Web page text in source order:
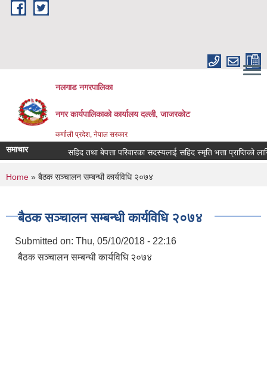
Skip to main content
नलगाड नगरपालिका
नगर कार्यपालिकाको कार्यालय दल्ली, जाजरकाेट
कर्णाली प्रदेश, नेपाल सरकार
समाचार सहिद तथा बेपत्ता परिवारका सदस्यलाई सहिद स्मृति भत्ता प्राप्तिको लागि
You are here
Home » बैठक सञ्चालन सम्बन्धी कार्यविधि २०७४
बैठक सञ्चालन सम्बन्धी कार्यविधि २०७४
Submitted on: Thu, 05/10/2018 - 22:16
बैठक सञ्चालन सम्बन्धी कार्यविधि २०७४